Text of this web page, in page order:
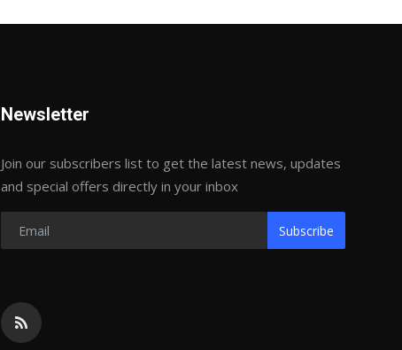
Newsletter
Join our subscribers list to get the latest news, updates
and special offers directly in your inbox
Subscribe